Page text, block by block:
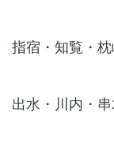
指宿・知覧・
出水・川内・